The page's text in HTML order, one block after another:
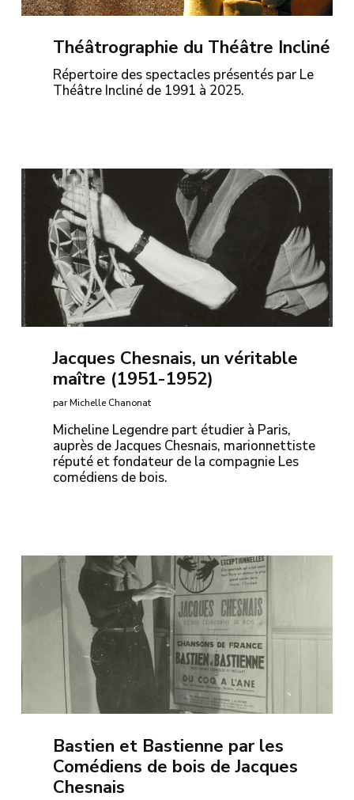
Théâtrographie du Théâtre Incliné
Répertoire des spectacles présentés par Le
Théâtre Incliné de 1991 à 2025.
Jacques Chesnais, un véritable
maître (1951-1952)
par Michelle Chanonat
Micheline Legendre part étudier à Paris,
auprès de Jacques Chesnais, marionnettiste
réputé et fondateur de la compagnie Les
comédiens de bois.
Bastien et Bastienne par les
Comédiens de bois de Jacques
Chesnais